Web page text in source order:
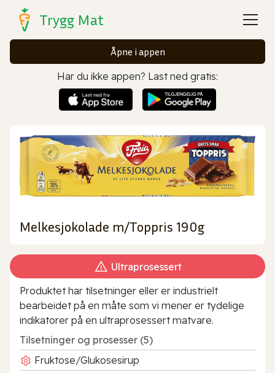
Trygg Mat
Åpne i appen
Har du ikke appen? Last ned gratis:
Melkesjokolade m/Toppris 190g
Ultraprosessert
Produktet har tilsetninger eller er industrielt
bearbeidet på en måte som vi mener er tydelige
indikatorer på en ultraprosessert matvare.
Tilsetninger og prosesser (5)
Fruktose/Glukosesirup